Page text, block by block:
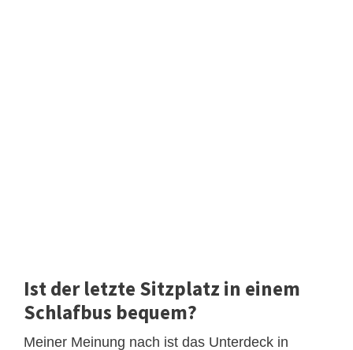
Ist der letzte Sitzplatz in einem
Schlafbus bequem?
Meiner Meinung nach ist das Unterdeck in